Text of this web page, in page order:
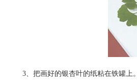
3、把画好的银杏叶的纸粘在铁罐上。